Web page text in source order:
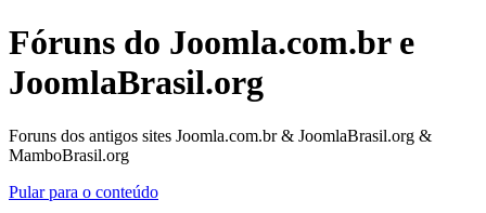
Fóruns do Joomla.com.br e
JoomlaBrasil.org
Foruns dos antigos sites Joomla.com.br & JoomlaBrasil.org &
MamboBrasil.org
Pular para o conteúdo